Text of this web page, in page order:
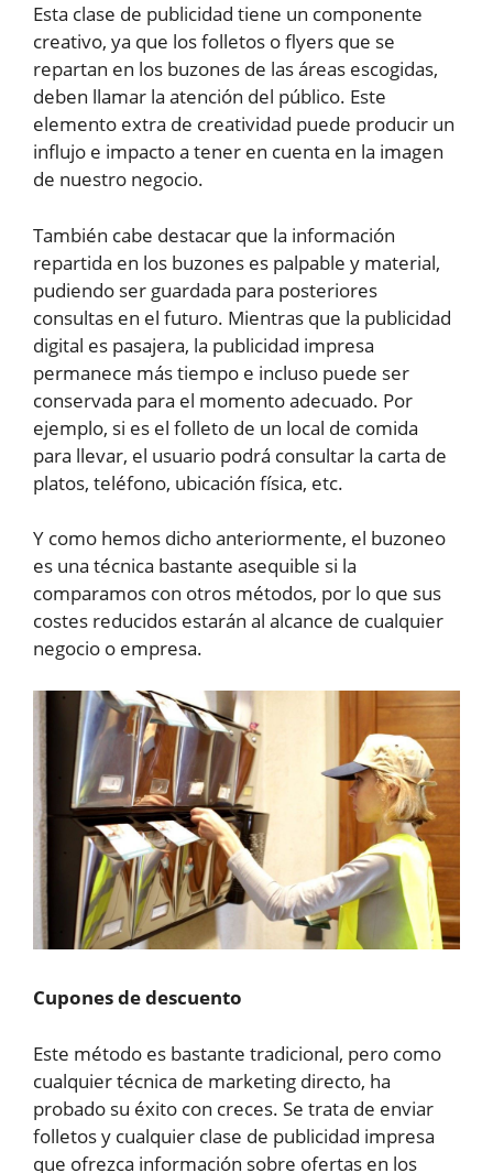
Esta clase de publicidad tiene un componente
creativo, ya que los folletos o flyers que se
repartan en los buzones de las áreas escogidas,
deben llamar la atención del público. Este
elemento extra de creatividad puede producir un
influjo e impacto a tener en cuenta en la imagen
de nuestro negocio.
También cabe destacar que la información
repartida en los buzones es palpable y material,
pudiendo ser guardada para posteriores
consultas en el futuro. Mientras que la publicidad
digital es pasajera, la publicidad impresa
permanece más tiempo e incluso puede ser
conservada para el momento adecuado. Por
ejemplo, si es el folleto de un local de comida
para llevar, el usuario podrá consultar la carta de
platos, teléfono, ubicación física, etc.
Y como hemos dicho anteriormente, el buzoneo
es una técnica bastante asequible si la
comparamos con otros métodos, por lo que sus
costes reducidos estarán al alcance de cualquier
negocio o empresa.
Cupones de descuento
Este método es bastante tradicional, pero como
cualquier técnica de marketing directo, ha
probado su éxito con creces. Se trata de enviar
folletos y cualquier clase de publicidad impresa
que ofrezca información sobre ofertas en los